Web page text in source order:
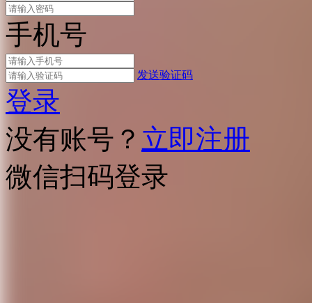
手机号
发送验证码
登录
没有账号？ 立即注册
微信扫码登录